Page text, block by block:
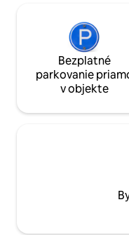
Bezplatné
parkovanie
v objekte